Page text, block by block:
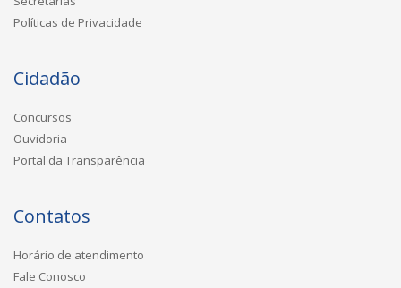
Políticas de Privacidade
Cidadão
Concursos
Ouvidoria
Portal da Transparência
Contatos
Horário de atendimento
Fale Conosco